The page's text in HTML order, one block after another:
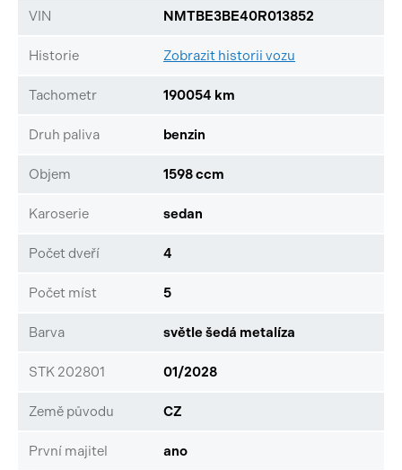
VIN NMTBE3BE40R013852
Historie Zobrazit historii vozu
Tachometr 190054 km
Druh paliva benzin
Objem 1598 ccm
Karoserie sedan
Počet dveří 4
Počet míst 5
Barva světle šedá metalíza
STK 202801 01/2028
Země původu CZ
První majitel ano